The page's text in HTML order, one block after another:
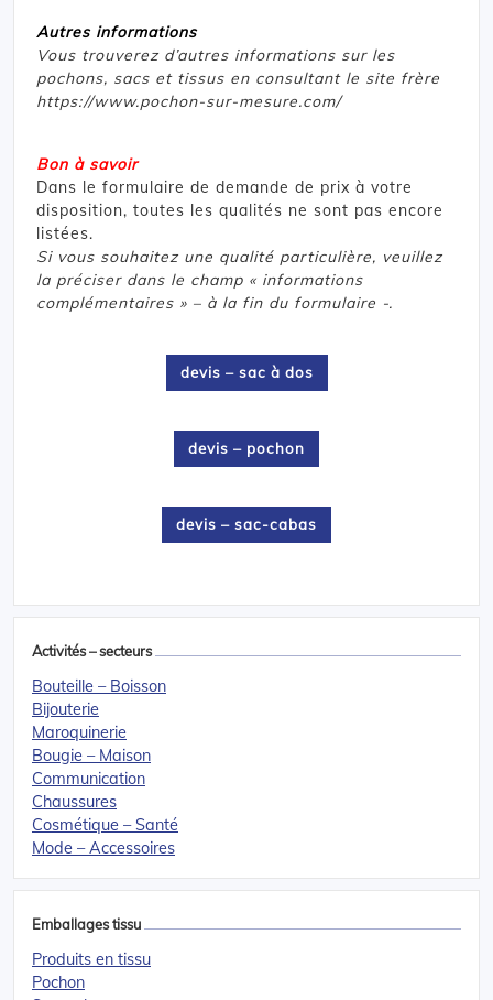
Autres informations
Vous trouverez d’autres informations sur les
pochons, sacs et tissus en consultant le site frère
https://www.pochon-sur-mesure.com/
Bon à savoir
Dans le formulaire de demande de prix à votre
disposition, toutes les qualités ne sont pas encore
listées.
Si vous souhaitez une qualité particulière, veuillez
la préciser dans le champ « informations
complémentaires » – à la fin du formulaire -.
devis – sac à dos
devis – pochon
devis – sac-cabas
Activités – secteurs
Bouteille – Boisson
Bijouterie
Maroquinerie
Bougie – Maison
Communication
Chaussures
Cosmétique – Santé
Mode – Accessoires
Emballages tissu
Produits en tissu
Pochon